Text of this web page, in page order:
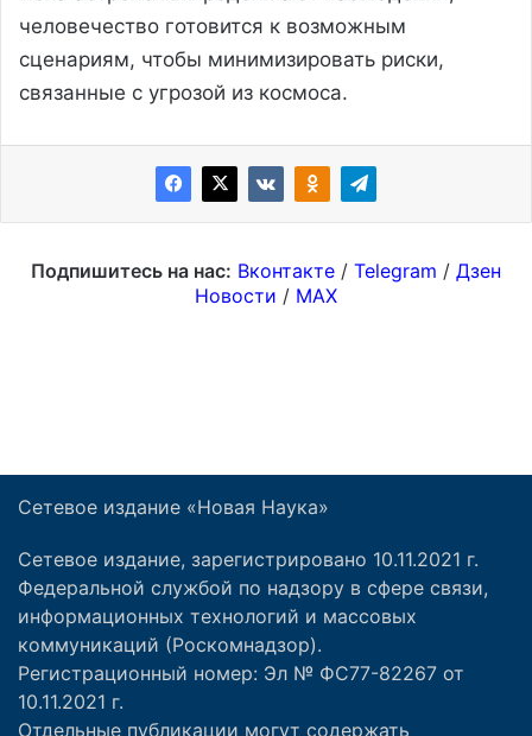
Сетевое издание «Новая Наука»
Сетевое издание, зарегистрировано 10.11.2021 г.
Федеральной службой по надзору в сфере связи,
информационных технологий и массовых
коммуникаций (Роскомнадзор).
Регистрационный номер: Эл № ФС77-82267 от
10.11.2021 г.
Отдельные публикации могут содержать